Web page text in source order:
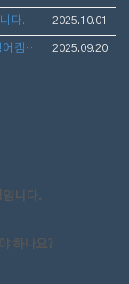
다. 2025.10.01
2026겨울캠프 PIC숙박, 그레이스 스쿨링 사이판영어캠프(아이만참가,부모동반)- 1월10일 출발 3주일정 모집 2025.09.20
입니다.
하나요?